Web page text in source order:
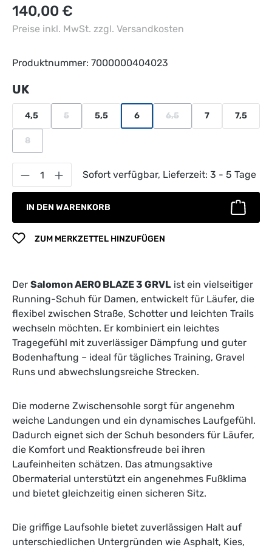
Regulärer Preis:
140,00 €
Preise inkl. MwSt. zzgl. Versandkosten
Produktnummer: 7000000404023
UKauswählen
4,5 5
(Diese Option ist zurzeit nicht verfügbar.)
5,5 6 6,5
(Diese Option ist zurzeit
7 7,5
8
Produkt Anzahl: Gib den gewünschten
Sofort verfügbar, Lieferzeit: 3 - 5 Tage
IN DEN WARENKORB
ZUM MERKZETTEL HINZUFÜGEN
Der Salomon AERO BLAZE 3 GRVL ist ein vielseitiger
Running-Schuh für Damen, entwickelt für Läufer, die
flexibel zwischen Straße, Schotter und leichten Trails
wechseln möchten. Er kombiniert ein leichtes
Tragegefühl mit zuverlässiger Dämpfung und guter
Bodenhaftung – ideal für tägliches Training, Gravel
Runs und abwechslungsreiche Strecken.
Die moderne Zwischensohle sorgt für angenehm
weiche Landungen und ein dynamisches Laufgefühl.
Dadurch eignet sich der Schuh besonders für Läufer,
die Komfort und Reaktionsfreude bei ihren
Laufeinheiten schätzen. Das atmungsaktive
Obermaterial unterstützt ein angenehmes Fußklima
und bietet gleichzeitig einen sicheren Sitz.
Die griffige Laufsohle bietet zuverlässigen Halt auf
unterschiedlichen Untergründen wie Asphalt, Kies,